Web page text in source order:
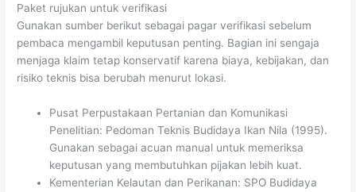
Paket rujukan untuk verifikasi
Gunakan sumber berikut sebagai pagar verifikasi sebelum
pembaca mengambil keputusan penting. Bagian ini sengaja
menjaga klaim tetap konservatif karena biaya, kebijakan, dan
risiko teknis bisa berubah menurut lokasi.
Pusat Perpustakaan Pertanian dan Komunikasi
Penelitian: Pedoman Teknis Budidaya Ikan Nila (1995).
Gunakan sebagai acuan manual untuk memeriksa
keputusan yang membutuhkan pijakan lebih kuat.
Kementerian Kelautan dan Perikanan: SPO Budidaya